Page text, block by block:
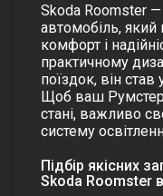
Skoda Roomster
автомобіль, який
комфорт і
практичному
поїздок, він
Щоб ваш
стані, важливо
систему
Підбір якісних
Skoda Roomster